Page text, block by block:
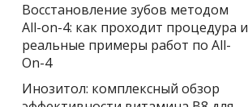
Восстановление зубов методом
All-on-4: как проходит процедура и
реальные примеры работ по All-
On-4
Инозитол: комплексный обзор